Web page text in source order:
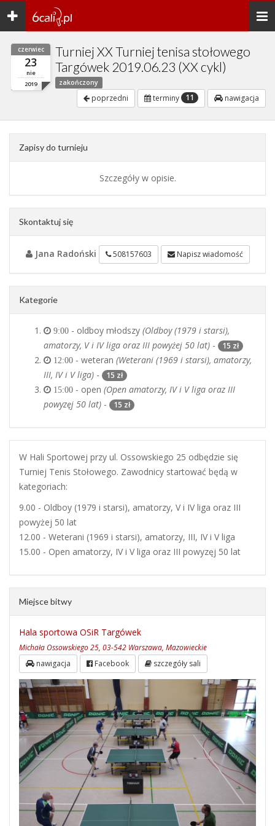
Toggle
navigation
czerwiec
23
nie
2019
Turniej XX Turniej tenisa stołowego
Targówek 2019.06.23 (XX cykl)
zakończony
poprzedni terminy 11 nawigacja
Zapisy do turnieju
Szczegóły w opisie.
Skontaktuj się
Jana Radoński 508157603 Napisz wiadomość
Kategorie
9:00 - oldboy młodszy (Oldboy (1979 i starsi),
amatorzy, V i IV liga oraz III powyżej 50 lat) - 15 zł
12:00 - weteran (Weterani (1969 i starsi), amatorzy,
III, IV i V liga) - 15 zł
15:00 - open (Open amatorzy, IV i V liga oraz III
powyzęj 50 lat) - 15 zł
W Hali Sportowej przy ul. Ossowskiego 25 odbędzie się
Turniej Tenis Stołowego. Zawodnicy startować będą w
kategoriach:
9.00 - Oldboy (1979 i starsi), amatorzy, V i IV liga oraz III
powyżej 50 lat
12.00 - Weterani (1969 i starsi), amatorzy, III, IV i V liga
15.00 - Open amatorzy, IV i V liga oraz III powyzęj 50 lat
Miejsce bitwy
Hala sportowa OSiR Targówek
Michała Ossowskiego 25, 03-542 Warszawa, Mazowieckie
nawigacja Facebook szczegóły sali